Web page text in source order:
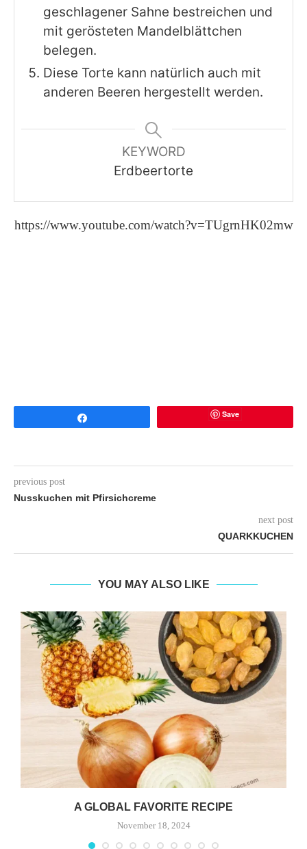
geschlagener Sahne bestreichen und
mit gerösteten Mandelblättchen
belegen.
Diese Torte kann natürlich auch mit
anderen Beeren hergestellt werden.
KEYWORD
Erdbeertorte
https://www.youtube.com/watch?v=TUgrnHK02mw
Save
previous post
Nusskuchen mit Pfirsichcreme
next post
QUARKKUCHEN
YOU MAY ALSO LIKE
A GLOBAL FAVORITE RECIPE
November 18, 2024